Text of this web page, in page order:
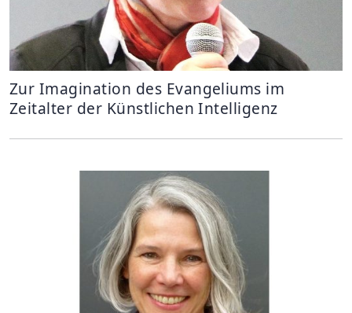
Zur Imagination des Evangeliums im
Zeitalter der Künstlichen Intelligenz